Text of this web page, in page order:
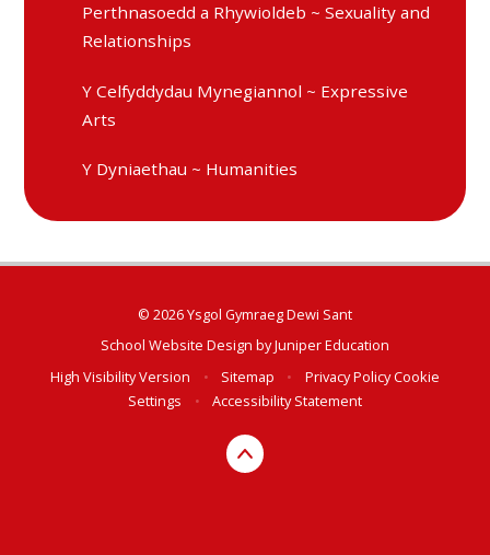
Perthnasoedd a Rhywioldeb ~ Sexuality and
Relationships
Y Celfyddydau Mynegiannol ~ Expressive
Arts
Y Dyniaethau ~ Humanities
© 2026 Ysgol Gymraeg Dewi Sant
School Website Design byJuniper Education
High Visibility Version
• Sitemap • Privacy PolicyCookie
Settings
• Accessibility Statement